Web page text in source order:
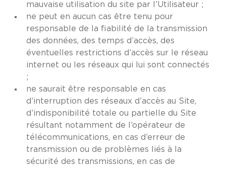
mauvaise utilisation du site par l’Utilisateur ;
ne peut en aucun cas être tenu pour
responsable de la fiabilité de la transmission
des données, des temps d’accès, des
éventuelles restrictions d’accès sur le réseau
internet ou les réseaux qui lui sont connectés
;
ne saurait être responsable en cas
d’interruption des réseaux d’accès au Site,
d’indisponibilité totale ou partielle du Site
résultant notamment de l’opérateur de
télécommunications, en cas d’erreur de
transmission ou de problèmes liés à la
sécurité des transmissions, en cas de